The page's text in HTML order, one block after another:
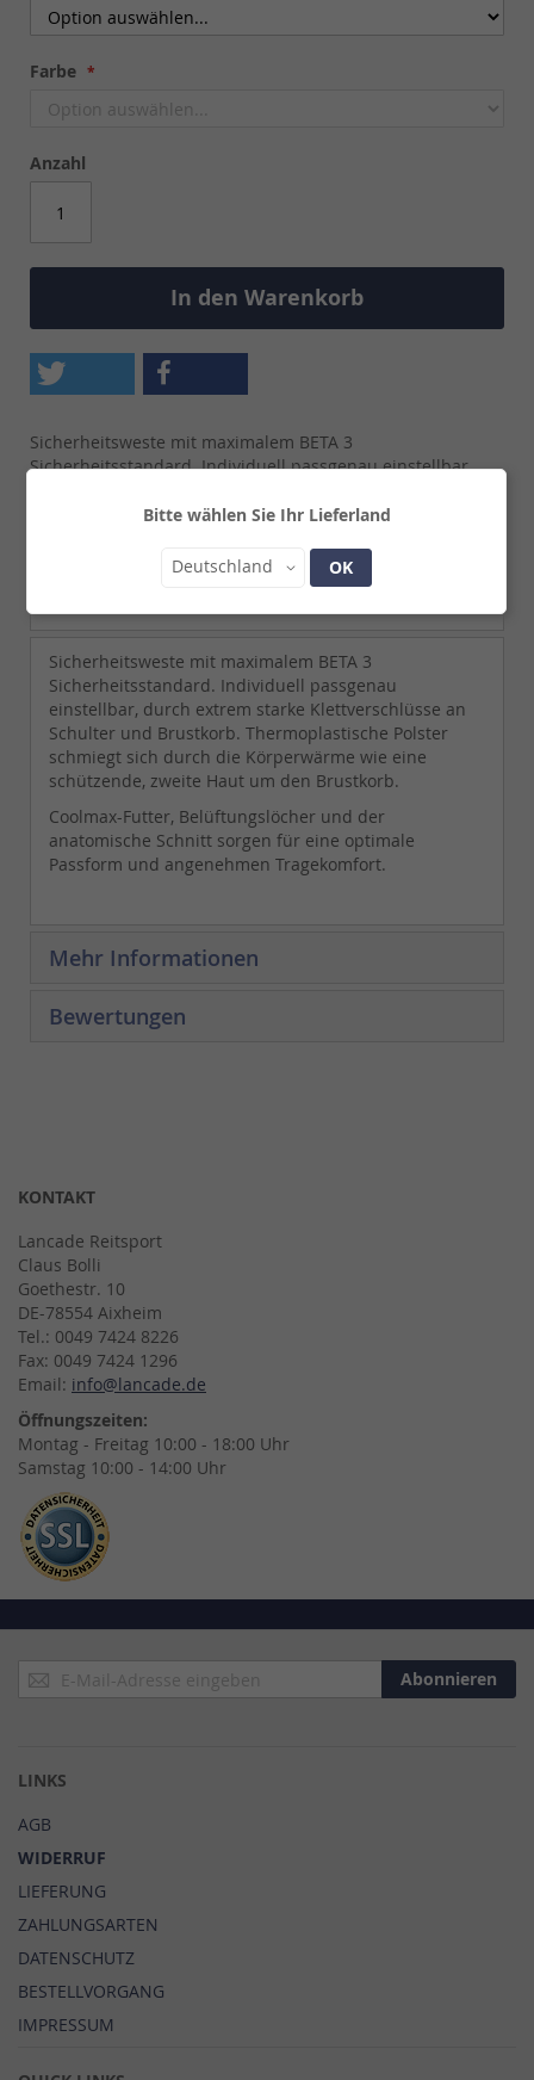
Bitte wählen Sie Ihr Lieferland
Land
Deutschland OK
Farbe
Anzahl
In den Warenkorb
Sicherheitsweste mit maximalem BETA 3
Sicherheitsstandard. Individuell passgenau einstellbar,
2 - 3 Werktage
Sicherheitsweste mit maximalem BETA 3
Sicherheitsstandard. Individuell passgenau
einstellbar, durch extrem starke Klettverschlüsse an
Schulter und Brustkorb. Thermoplastische Polster
schmiegt sich durch die Körperwärme wie eine
schützende, zweite Haut um den Brustkorb.
Coolmax-Futter, Belüftungslöcher und der
anatomische Schnitt sorgen für eine optimale
Passform und angenehmen Tragekomfort.
Mehr Informationen
Bewertungen
KONTAKT
Lancade Reitsport
Claus Bolli
Goethestr. 10
DE-78554 Aixheim
Tel.: 0049 7424 8226
Fax: 0049 7424 1296
Email: info@lancade.de
Öffnungszeiten:
Montag - Freitag 10:00 - 18:00 Uhr
Samstag 10:00 - 14:00 Uhr
Anmeldung
zum
Abonnieren
LINKS
AGB
WIDERRUF
LIEFERUNG
ZAHLUNGSARTEN
DATENSCHUTZ
BESTELLVORGANG
IMPRESSUM